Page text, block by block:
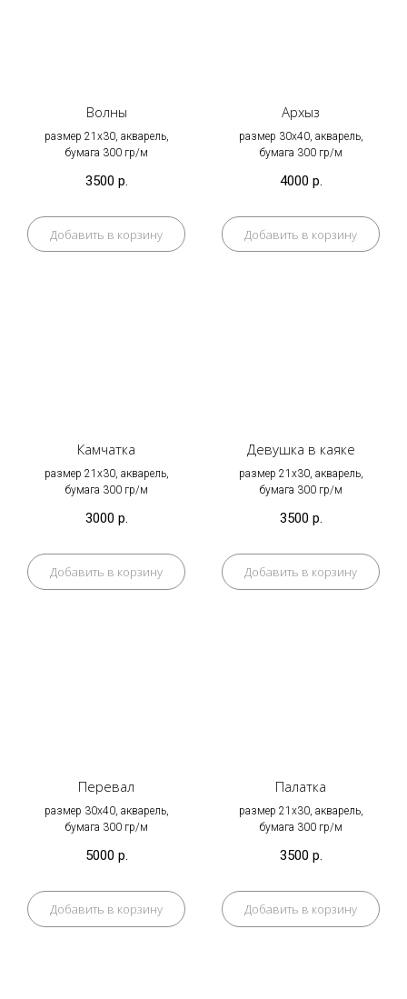
Волны
размер 21х30, акварель,
бумага 300 гр/м
3500 р.
Добавить в корзину
Архыз
размер 30х40, акварель,
бумага 300 гр/м
4000 р.
Добавить в корзину
Камчатка
размер 21х30, акварель,
бумага 300 гр/м
3000 р.
Добавить в корзину
Девушка в каяке
размер 21х30, акварель,
бумага 300 гр/м
3500 р.
Добавить в корзину
Перевал
размер 30х40, акварель,
бумага 300 гр/м
5000 р.
Добавить в корзину
Палатка
размер 21х30, акварель,
бумага 300 гр/м
3500 р.
Добавить в корзину